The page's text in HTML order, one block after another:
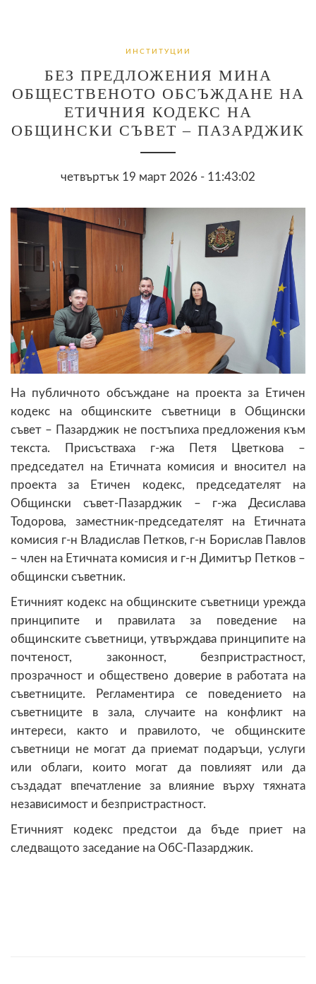
ИНСТИТУЦИИ
БЕЗ ПРЕДЛОЖЕНИЯ МИНА
ОБЩЕСТВЕНОТО ОБСЪЖДАНЕ НА
ЕТИЧНИЯ КОДЕКС НА
ОБЩИНСКИ СЪВЕТ – ПАЗАРДЖИК
четвъртък 19 март 2026 - 11:43:02
На публичното обсъждане на проекта за Етичен
кодекс на общинските съветници в Общински
съвет – Пазарджик не постъпиха предложения към
текста. Присъстваха г-жа Петя Цветкова –
председател на Етичната комисия и вносител на
проекта за Етичен кодекс, председателят на
Общински съвет-Пазарджик – г-жа Десислава
Тодорова, заместник-председателят на Етичната
комисия г-н Владислав Петков, г-н Борислав Павлов
– член на Етичната комисия и г-н Димитър Петков –
общински съветник.
Етичният кодекс на общинските съветници урежда
принципите и правилата за поведение на
общинските съветници, утвърждава принципите на
почтеност, законност, безпристрастност,
прозрачност и обществено доверие в работата на
съветниците. Регламентира се поведението на
съветниците в зала, случаите на конфликт на
интереси, както и правилото, че общинските
съветници не могат да приемат подаръци, услуги
или облаги, които могат да повлияят или да
създадат впечатление за влияние върху тяхната
независимост и безпристрастност.
Етичният кодекс предстои да бъде приет на
следващото заседание на ОбС-Пазарджик.